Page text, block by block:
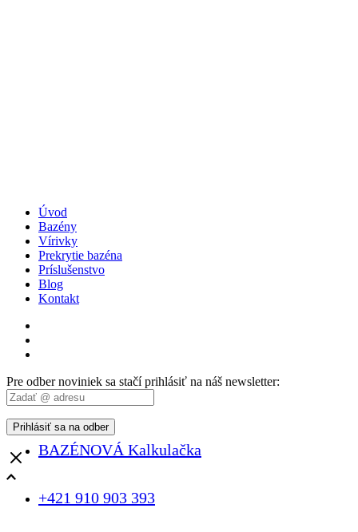
Úvod
Bazény
Vírivky
Prekrytie bazéna
Príslušenstvo
Blog
Kontakt
Pre odber noviniek sa stačí prihlásiť na náš newsletter:
Close BAZÉNOVÁ Kalkulačka
+421 910 903 393